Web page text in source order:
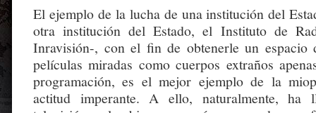
El ejemplo de la lucha de una institución del
otra institución del Estado, el Instituto de
Inravisión-, con el fin de obtenerle un espacio
películas miradas como cuerpos extraños
programación, es el mejor ejemplo de la
actitud imperante. A ello, naturalmente,